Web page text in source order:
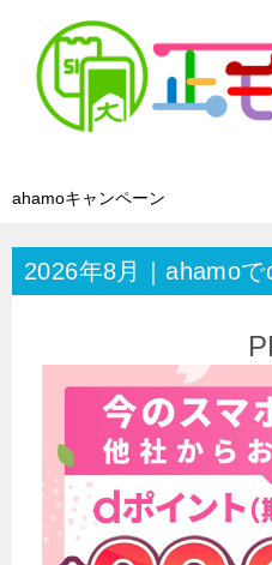
ahamoキャンペーン
2026年8月｜ahamo